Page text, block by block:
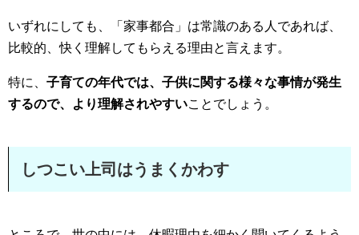
いずれにしても、「家事都合」は常識のある人であれば、
比較的、快く理解してもらえる理由と言えます。
特に、 子育ての年代では、子供に関する様々な事情が発生
するので、より理解されやすいことでしょう。
しつこい上司はうまくかわす